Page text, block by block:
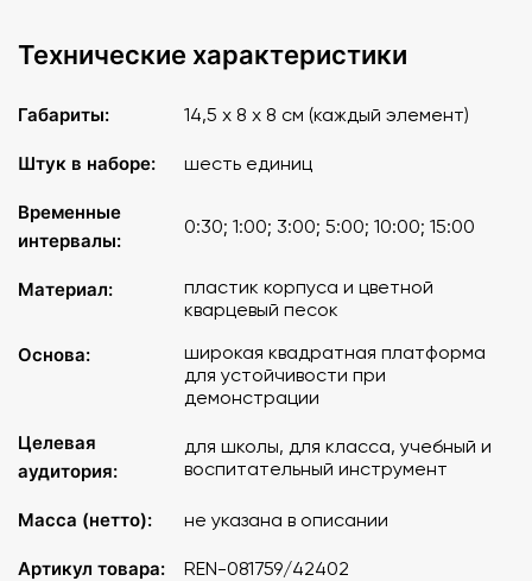
Технические характеристики
Габариты: 14,5 х 8 х 8 см (каждый элемент)
Штук в наборе: шесть единиц
Временные
интервалы:
0:30; 1:00; 3:00; 5:00; 10:00; 15:00
Материал:
пластик корпуса и цветной
кварцевый песок
Основа:
широкая квадратная платформа
для устойчивости при
демонстрации
Целевая
аудитория:
для школы, для класса, учебный и
воспитательный инструмент
Масса (нетто): не указана в описании
Артикул товара: REN-081759/42402